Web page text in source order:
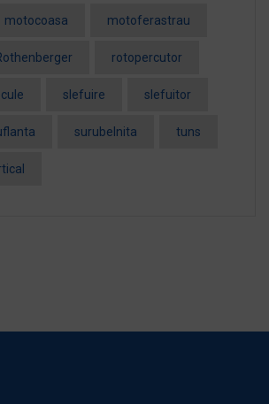
motocoasa motoferastrau
rotopercutor
slefuire slefuitor
surubelnita tuns